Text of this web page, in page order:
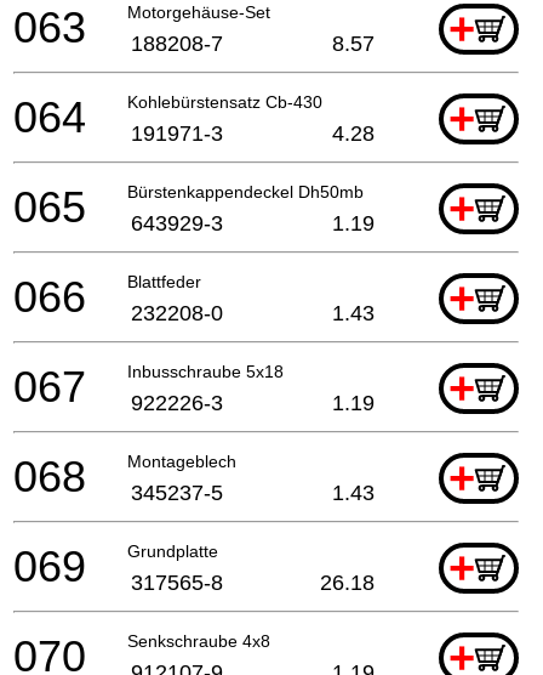
Motorgehäuse-Set +
063 188208-7 8.57
Kohlebürstensatz Cb-430 +
064 191971-3 4.28
Bürstenkappendeckel Dh50mb +
065 643929-3 1.19
Blattfeder +
066 232208-0 1.43
Inbusschraube 5x18 +
067 922226-3 1.19
Montageblech +
068 345237-5 1.43
Grundplatte +
069 317565-8 26.18
Senkschraube 4x8 +
070